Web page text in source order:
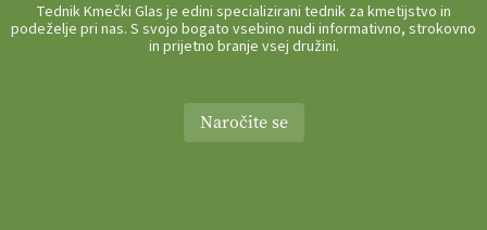
Tednik Kmečki Glas je edini specializirani tednik za kmetijstvo in
podeželje pri nas. S svojo bogato vsebino nudi informativno, strokovno
in prijetno branje vsej družini.
Naročite se